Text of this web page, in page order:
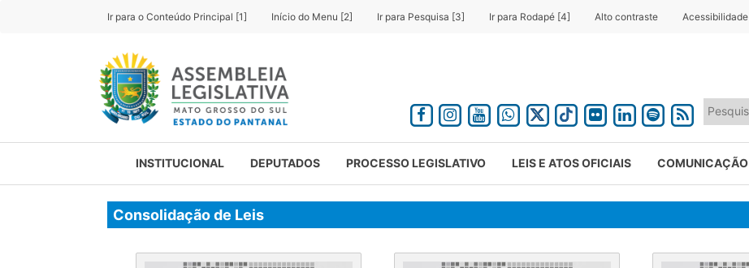
Ir para o Conteúdo Principal [1] Início do Menu [2] Ir para Pesquisa [3] Ir para Rodapé [4] Alto contraste Acessibilidade
INSTITUCIONAL DEPUTADOS PROCESSO LEGISLATIVO LEIS E ATOS OFICIAIS COMUNICAÇÃO
Consolidação de Leis